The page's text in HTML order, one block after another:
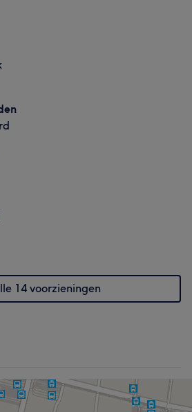
11 Vakkundig
14 voorzieningen